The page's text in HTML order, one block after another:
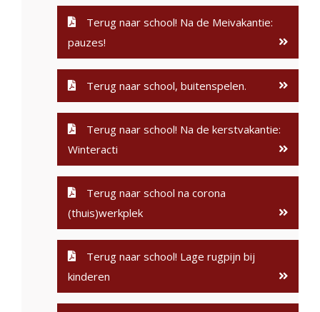
Terug naar school! Na de Meivakantie:
pauzes!
Terug naar school, buitenspelen.
Terug naar school! Na de kerstvakantie:
Winteracti
Terug naar school na corona
(thuis)werkplek
Terug naar school! Lage rugpijn bij
kinderen